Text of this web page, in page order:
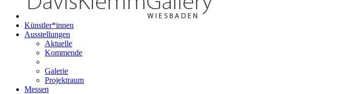
Künstler*innen
Ausstellungen
Aktuelle
Kommende
Galerie
Projektraum
Messen